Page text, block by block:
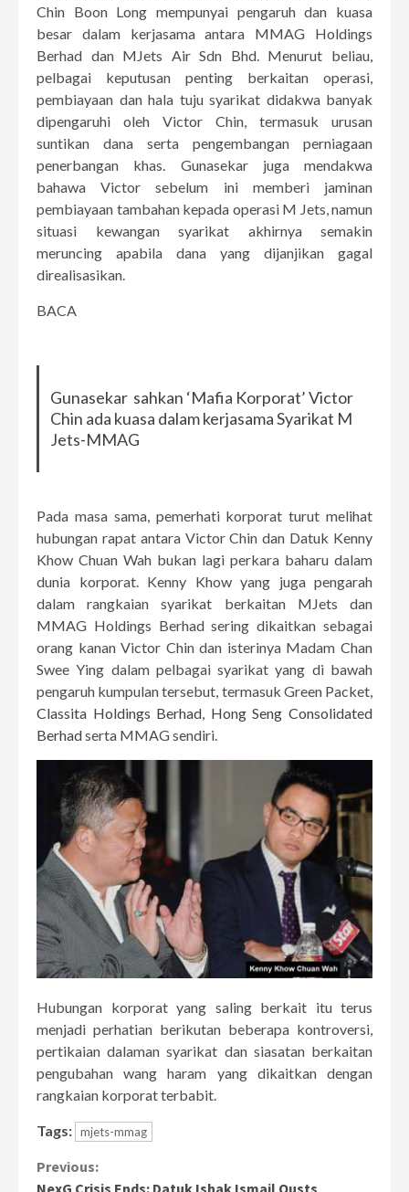
Chin Boon Long mempunyai pengaruh dan kuasa
besar dalam kerjasama antara MMAG Holdings
Berhad dan MJets Air Sdn Bhd. Menurut beliau,
pelbagai keputusan penting berkaitan operasi,
pembiayaan dan hala tuju syarikat didakwa banyak
dipengaruhi oleh Victor Chin, termasuk urusan
suntikan dana serta pengembangan perniagaan
penerbangan khas. Gunasekar juga mendakwa
bahawa Victor sebelum ini memberi jaminan
pembiayaan tambahan kepada operasi M Jets, namun
situasi kewangan syarikat akhirnya semakin
meruncing apabila dana yang dijanjikan gagal
direalisasikan.
BACA
Gunasekar sahkan ‘Mafia Korporat’ Victor
Chin ada kuasa dalam kerjasama Syarikat M
Jets-MMAG
Pada masa sama, pemerhati korporat turut melihat
hubungan rapat antara Victor Chin dan Datuk Kenny
Khow Chuan Wah bukan lagi perkara baharu dalam
dunia korporat. Kenny Khow yang juga pengarah
dalam rangkaian syarikat berkaitan MJets dan
MMAG Holdings Berhad sering dikaitkan sebagai
orang kanan Victor Chin dan isterinya Madam Chan
Swee Ying dalam pelbagai syarikat yang di bawah
pengaruh kumpulan tersebut, termasuk Green Packet,
Classita Holdings Berhad, Hong Seng Consolidated
Berhadserta MMAG sendiri.
Hubungan korporat yang saling berkait itu terus
menjadi perhatian berikutan beberapa kontroversi,
pertikaian dalaman syarikat dan siasatan berkaitan
pengubahan wang haram yang dikaitkan dengan
rangkaian korporat terbabit.
Tags: mjets-mmag
Continue
Previous:
NexG Crisis Ends: Datuk Ishak Ismail Ousts